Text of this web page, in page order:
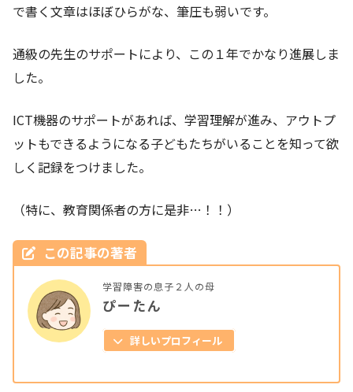
で書く文章はほぼひらがな、筆圧も弱いです。
通級の先生のサポートにより、この１年でかなり進展しま
した。
ICT機器のサポートがあれば、学習理解が進み、アウトプ
ットもできるようになる子どもたちがいることを知って欲
しく記録をつけました。
（特に、教育関係者の方に是非…！！）
この記事の著者
学習障害の息子２人の母
ぴーたん
詳しいプロフィール